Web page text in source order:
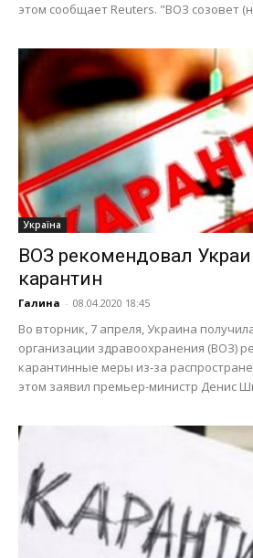
этом сообщает Reuters. "ВОЗ созовет
Україна
ВОЗ рекомендовал
карантин
Галина - 08.04.2020 18:45
Во вторник, 7 апреля, Украина
организации здравоохранения (ВОЗ)
карантинные меры из-за
этом заявил премьер-министр Денис